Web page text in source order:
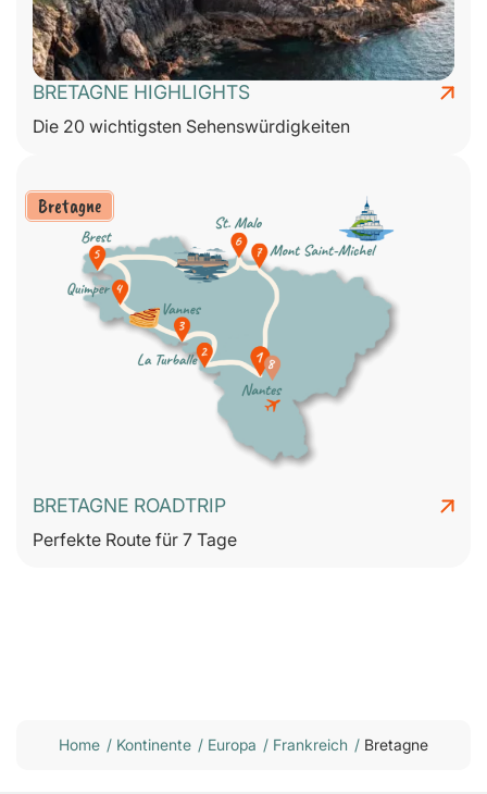
BRETAGNE HIGHLIGHTS
Die 20 wichtigsten Sehenswürdigkeiten
Bretagne
BRETAGNE ROADTRIP
Perfekte Route für 7 Tage
Home / Kontinente / Europa / Frankreich / Bretagne